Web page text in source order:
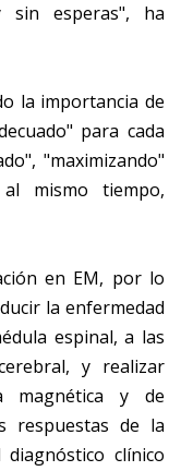
sin esperas", ha
la importancia de
para cada
"maximizando"
mismo tiempo,
en EM, por lo
la enfermedad
espinal, a las
y realizar
magnética y de
respuestas de la
clínico